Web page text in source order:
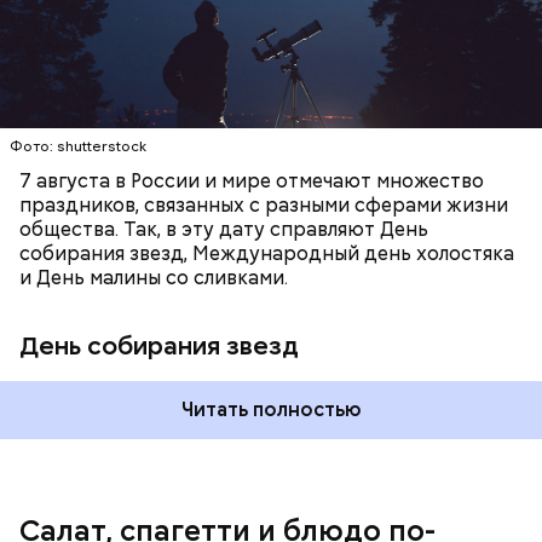
Фото: shutterstock
7 августа в России и мире отмечают множество
праздников, связанных с разными сферами жизни
общества. Так, в эту дату справляют День
собирания звезд, Международный день холостяка
и День малины со сливками.
День собирания звезд
Читать полностью
Салат, спагетти и блюдо по-
чеснок;
Копылов.
Однако диетолог предупредила: не для всех дыня
с сахарным диабетом;
лишним весом.